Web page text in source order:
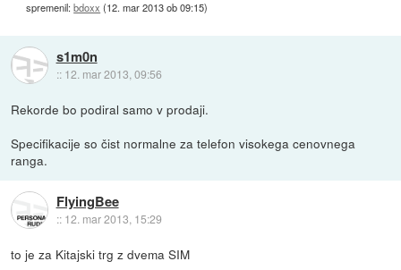
spremenil:bdoxx (12. mar 2013 ob 09:15)
s1m0n
:: 12. mar 2013, 09:56
Rekorde bo podiral samo v prodaji.
Specifikacije so čist normalne za telefon visokega cenovnega
ranga.
FlyingBee
:: 12. mar 2013, 15:29
to je za Kitajski trg z dvema SIM